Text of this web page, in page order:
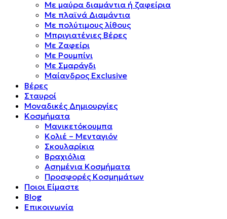
Mε μαύρα διαμάντια ή ζαφείρια
Mε πλαϊνά Διαμάντια
Mε πολύτιμους λίθους
Μπριγιατένιες Βέρες
Με Ζαφείρι
Με Ρουμπίνι
Με Σμαράγδι
Μαίανδρος Exclusive
Βέρες
Σταυροί
Μοναδικές Δημιουργίες
Κοσμήματα
Μανικετόκουμπα
Κολιέ – Μενταγιόν
Σκουλαρίκια
Βραχιόλια
Ασημένια Κοσμήματα
Προσφορές Κοσμημάτων
Ποιοι Είμαστε
Blog
Επικοινωνία